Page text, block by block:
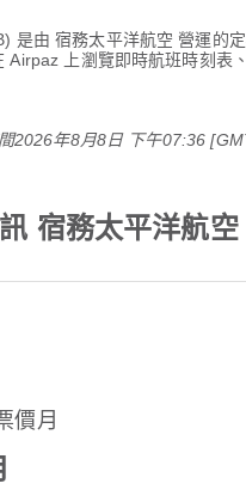
) 是由宿務太平洋航空 營運的
Airpaz 上瀏覽即時航班時刻
2026年8月8日 下午07:36
宿務太平洋航
價月